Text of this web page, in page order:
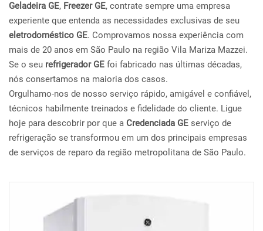
Geladeira GE, Freezer GE, contrate sempre uma empresa
experiente que entenda as necessidades exclusivas de seu
eletrodoméstico GE. Comprovamos nossa experiência com
mais de 20 anos em São Paulo na região Vila Mariza Mazzei.
Se o seu refrigerador GE foi fabricado nas últimas décadas,
nós consertamos na maioria dos casos.
Orgulhamo-nos de nosso serviço rápido, amigável e confiável,
técnicos habilmente treinados e fidelidade do cliente. Ligue
hoje para descobrir por que a Credenciada GE serviço de
refrigeração se transformou em um dos principais empresas
de serviços de reparo da região metropolitana de São Paulo.